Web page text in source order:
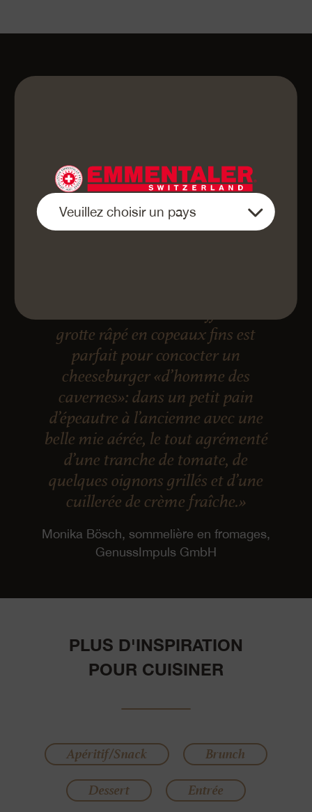
grotte râpé en copeaux fins est
parfait pour concocter un
cheeseburger «d’homme des
cavernes»: dans un petit pain
d’épeautre à l’ancienne avec une
belle mie aérée, le tout agrémenté
d’une tranche de tomate, de
quelques oignons grillés et d’une
cuillerée de crème fraîche.»
Monika Bösch, sommelière en fromages,
GenussImpuls GmbH
PLUS D'INSPIRATION
POUR CUISINER
Apéritif/Snack
Brunch
Dessert
Entrée